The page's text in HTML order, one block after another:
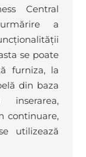
Central
a
se poate
furniza, la
din baza
continuare,
utilizează